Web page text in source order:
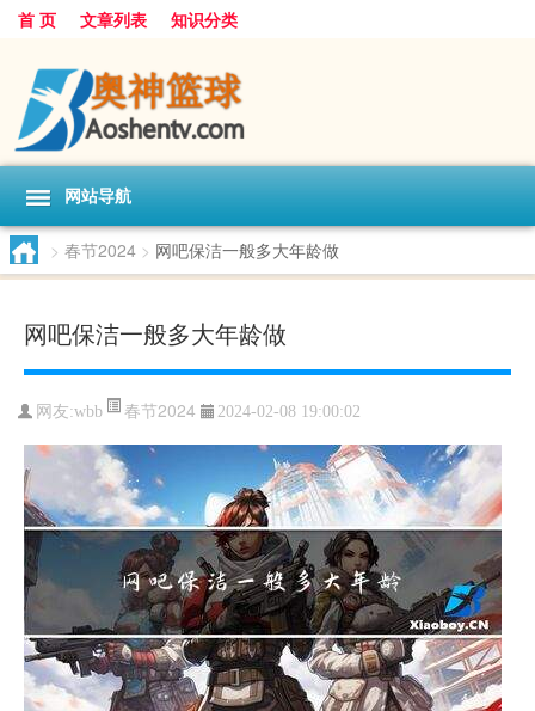
首 页 文章列表 知识分类
网站导航
> 春节2024 > 网吧保洁一般多大年龄做
网吧保洁一般多大年龄做
网友:wbb 春节2024 2024-02-08 19:00:02